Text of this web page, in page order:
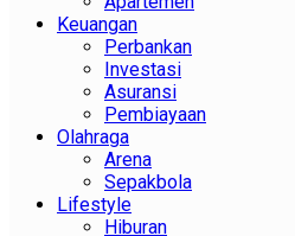
Keuangan
Perbankan
Investasi
Asuransi
Pembiayaan
Olahraga
Arena
Sepakbola
Lifestyle
Hiburan